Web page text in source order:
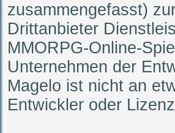
zusammengefasst)
Drittanbieter
MMORPG-Online-
Unternehmen der
Magelo ist nicht an
Entwickler oder